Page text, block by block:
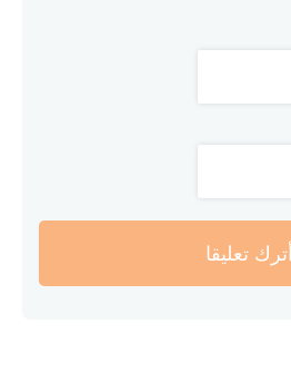
أترك تعليقا